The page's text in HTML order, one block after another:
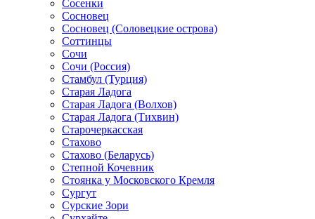
Сосенки
Сосновец
Сосновец (Соловецкие острова)
Соттинцы
Сочи
Сочи (Россия)
Стамбул (Турция)
Старая Ладога
Старая Ладога (Волхов)
Старая Ладога (Тихвин)
Старочеркасская
Стахово
Стахово (Беларусь)
Степной Кочевник
Стоянка у Московского Кремля
Сургут
Сурские Зори